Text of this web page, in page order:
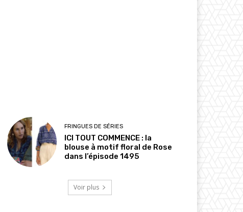
FRINGUES DE SÉRIES
ICI TOUT COMMENCE : la
blouse à motif floral de Rose
dans l’épisode 1495
Voir plus